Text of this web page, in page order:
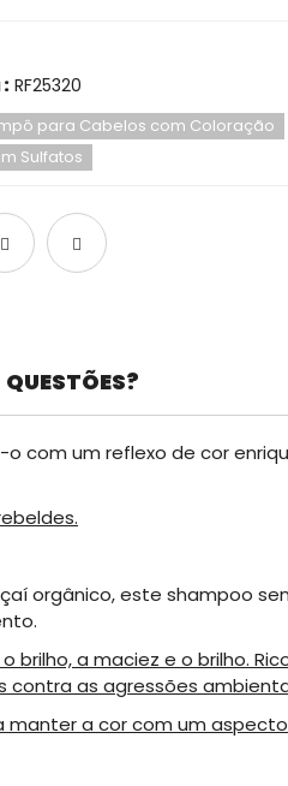
RF25320
para Cabelos com Coloração
Sulfatos
QUESTÕES?
com um reflexo de cor
orgânico, este shampoo
a maciez e o brilho.
as agressões
a cor com um